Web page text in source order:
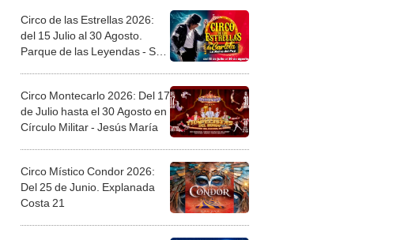
Circo de las Estrellas 2026:
del 15 Julio al 30 Agosto.
Parque de las Leyendas - San
Circo Montecarlo 2026: Del 17
de Julio hasta el 30 Agosto en
Círculo Militar - Jesús María
Circo Místico Condor 2026:
Del 25 de Junio. Explanada
Costa 21